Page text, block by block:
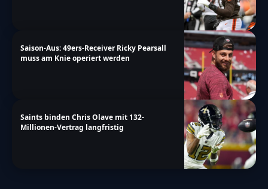
Saison-Aus: 49ers-Receiver Ricky Pearsall
muss am Knie operiert werden
Saints binden Chris Olave mit 132-
Millionen-Vertrag langfristig